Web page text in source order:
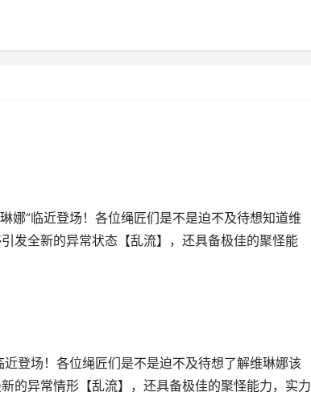
娜”临近登场！各位绳匠们是不是迫不及待想知道维
发全新的异常状态【乱流】，还具备极佳的聚怪能
登场！各位绳匠们是不是迫不及待想了解维琳娜该
的异常情形【乱流】，还具备极佳的聚怪能力，实力